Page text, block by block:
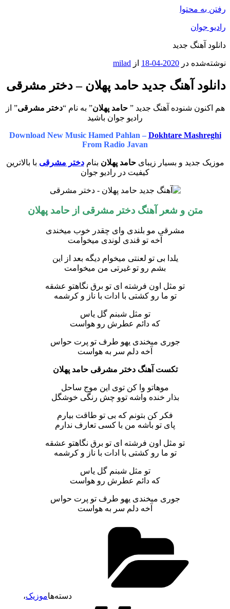
رفتن به محتوا
رادیو جوان
دانلود آهنگ جدید
نوشته‌شده در 2020-04-18 از milad
دانلود آهنگ جدید حامد پهلان – دختر مشرقی
هم اکنون شنوده آهنگ جدید ”حامد پهلان” به نام “دختر مشرقی” از
رادیو جوان باشید
Download New Music Hamed Pahlan – Dokhtare Mashreghi
From Radio Javan
موزیک جدید و بسیار زیبایحامد پهلان بنامدختر مشرقی با بالاترین
کیفیت در رادیو جوان
متن و شعر آهنگ دختر مشرقی از حامد پهلان
مشرقی مو بلندی وای چقدر خوب میخندی
آخه تو قندی لوندی میخوامت
یلدا بی تو لعنتی میخوام دیگه بعد از این
بشم رو تو غیرتی من میخوامت
تو مثل اون فرشته ای تو برق نگاهتو عشقه
تو ما رو کشتی با ادات با ناز و کرشمه
تو مثل شبنم گل یاس
که دائم عطرش رو هواست
جوری میخندی یهو طرف تو پرت حواس
آخه دلم سر به هواست
تکست آهنگ دختر مشرقی حامد پهلان
موهاتو وا کن توی این موج ساحل
بذار خنده واشه توو چش رنگی خوشگل
فکر کن بتونم که بی تو طاقت بیارم
پای تو باشه من با کسی تعارف ندارم
تو مثل اون فرشته ای تو برق نگاهتو عشقه
تو ما رو کشتی با ادات با ناز و کرشمه
تو مثل شبنم گل یاس
که دائم عطرش رو هواست
جوری میخندی یهو طرف تو پرت حواس
آخه دلم سر به هواست
دسته‌هاموزیک،